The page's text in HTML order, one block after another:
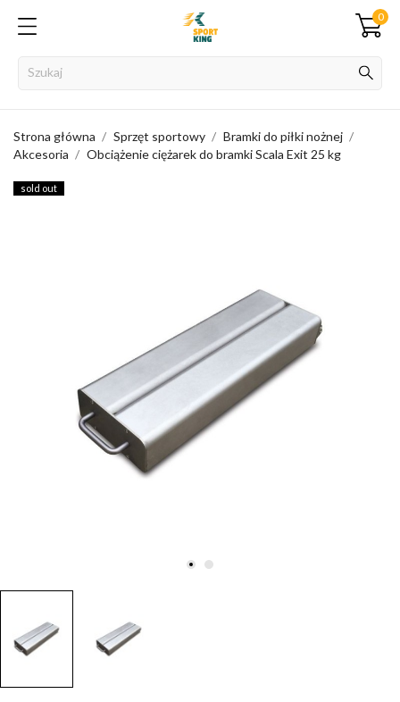
0
Strona główna Sprzęt sportowy
Bramki do piłki nożnej
Akcesoria
Obciążenie ciężarek do bramki Scala Exit 25 kg
sold out